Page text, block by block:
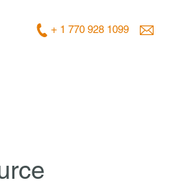
+ 1 770 928 1099